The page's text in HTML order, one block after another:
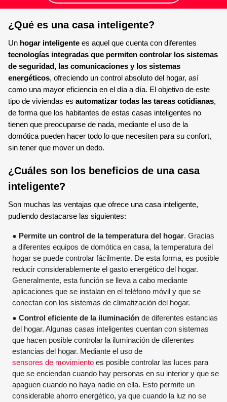
¿Qué es una casa inteligente?
Un hogar inteligente es aquel que cuenta con diferentes
tecnologías integradas que permiten controlar los sistemas
de seguridad, las comunicaciones y los sistemas
energéticos, ofreciendo un control absoluto del hogar, así
como una mayor eficiencia en el día a día. El objetivo de este
tipo de viviendas es automatizar todas las tareas cotidianas,
de forma que los habitantes de estas casas inteligentes no
tienen que preocuparse de nada, mediante el uso de la
domótica pueden hacer todo lo que necesiten para su confort,
sin tener que mover un dedo.
¿Cuáles son los beneficios de una casa
inteligente?
Son muchas las ventajas que ofrece una casa inteligente,
pudiendo destacarse las siguientes:
● Permite un control de la temperatura del hogar. Gracias
a diferentes equipos de domótica en casa, la temperatura del
hogar se puede controlar fácilmente. De esta forma, es posible
reducir considerablemente el gasto energético del hogar.
Generalmente, esta función se lleva a cabo mediante
aplicaciones que se instalan en el teléfono móvil y que se
conectan con los sistemas de climatización del hogar.
● Control eficiente de la iluminación de diferentes estancias
del hogar. Algunas casas inteligentes cuentan con sistemas
que hacen posible controlar la iluminación de diferentes
estancias del hogar. Mediante el uso de
sensores de movimiento es posible controlar las luces para
que se enciendan cuando hay personas en su interior y que se
apaguen cuando no haya nadie en ella. Esto permite un
considerable ahorro energético, ya que cuando la luz no se